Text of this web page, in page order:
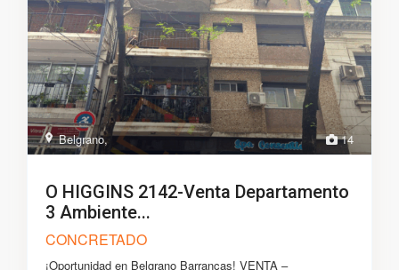
14
Belgrano,
O HIGGINS 2142-Venta Departamento
3 Ambiente...
CONCRETADO
¡Oportunidad en Belgrano Barrancas! VENTA –